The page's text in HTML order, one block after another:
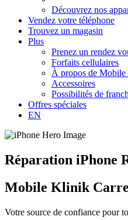
Découvrez nos
Vendez votre téléphone
Trouvez un magasin
Plus
Prenez un rendez
Forfaits cellulaires
À propos de
Accessoires
Possibilités de
Offres spéciales
EN
Réparation iPhone
Mobile Klinik
Votre source de confiance pour